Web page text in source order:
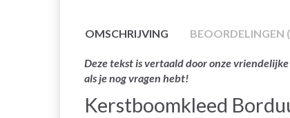
OMSCHRIJVING BEOORDELINGEN
Deze tekst is vertaald door onze
als je nog vragen hebt!
Kerstboomkleed